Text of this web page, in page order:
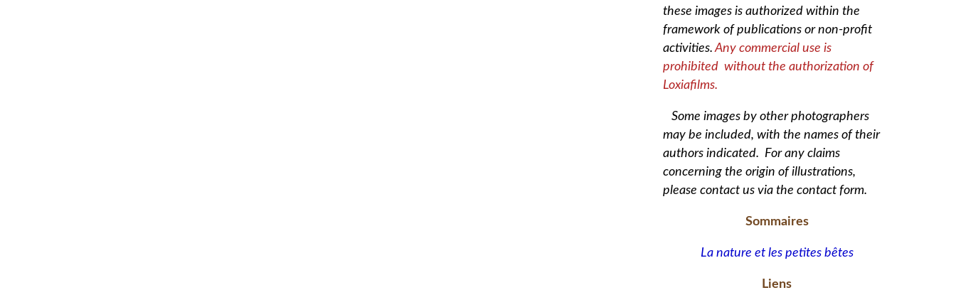
these images is authorized within the
framework of publications or non-profit
activities.Any commercial use is
prohibited without the authorization of
Loxiafilms.
Some images by other photographers
may be included, with the names of their
authors indicated. For any claims
concerning the origin of illustrations,
please contact us via the contact form.
Sommaires
La nature et les petites bêtes
Liens